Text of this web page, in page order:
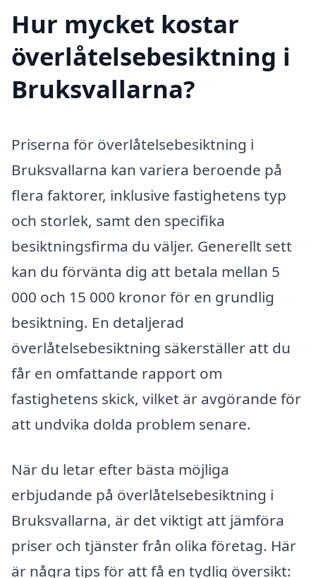
Hur mycket kostar
överlåtelsebesiktning i
Bruksvallarna?
Priserna för överlåtelsebesiktning i
Bruksvallarna kan variera beroende på
flera faktorer, inklusive fastighetens typ
och storlek, samt den specifika
besiktningsfirma du väljer. Generellt sett
kan du förvänta dig att betala mellan 5
000 och 15 000 kronor för en grundlig
besiktning. En detaljerad
överlåtelsebesiktning säkerställer att du
får en omfattande rapport om
fastighetens skick, vilket är avgörande för
att undvika dolda problem senare.
När du letar efter bästa möjliga
erbjudande på överlåtelsebesiktning i
Bruksvallarna, är det viktigt att jämföra
priser och tjänster från olika företag. Här
är några tips för att få en tydlig översikt: